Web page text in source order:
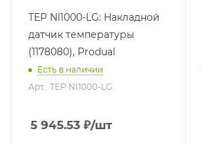
TEP NI1000-LG: Накладной
датчик температуры
(1178080), Produal
Есть в наличии
Арт.: TEP NI1000-LG
5 945.53 ₽/шт